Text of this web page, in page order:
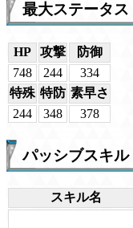
最大ステータス
HP 攻撃
防御
748
244
334
特殊 特防 素早さ
244
348 378
パッシブスキル
スキル名